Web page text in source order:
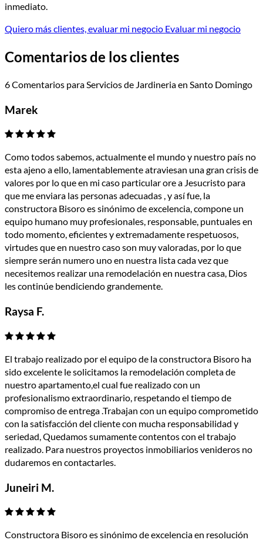
inmediato.
Quiero más clientes, evaluar mi negocio Evaluar mi negocio
Comentarios de los clientes
6 Comentarios para Servicios de Jardineria en Santo Domingo
Marek
Como todos sabemos, actualmente el mundo y nuestro país no
esta ajeno a ello, lamentablemente atraviesan una gran crisis de
valores por lo que en mi caso particular ore a Jesucristo para
que me enviara las personas adecuadas , y así fue, la
constructora Bisoro es sinónimo de excelencia, compone un
equipo humano muy profesionales, responsable, puntuales en
todo momento, eficientes y extremadamente respetuosos,
virtudes que en nuestro caso son muy valoradas, por lo que
siempre serán numero uno en nuestra lista cada vez que
necesitemos realizar una remodelación en nuestra casa, Dios
les continúe bendiciendo grandemente.
Raysa F.
El trabajo realizado por el equipo de la constructora Bisoro ha
sido excelente le solicitamos la remodelación completa de
nuestro apartamento,el cual fue realizado con un
profesionalismo extraordinario, respetando el tiempo de
compromiso de entrega .Trabajan con un equipo comprometido
con la satisfacción del cliente con mucha responsabilidad y
seriedad, Quedamos sumamente contentos con el trabajo
realizado. Para nuestros proyectos inmobiliarios venideros no
dudaremos en contactarles.
Juneiri M.
Constructora Bisoro es sinónimo de excelencia en resolución